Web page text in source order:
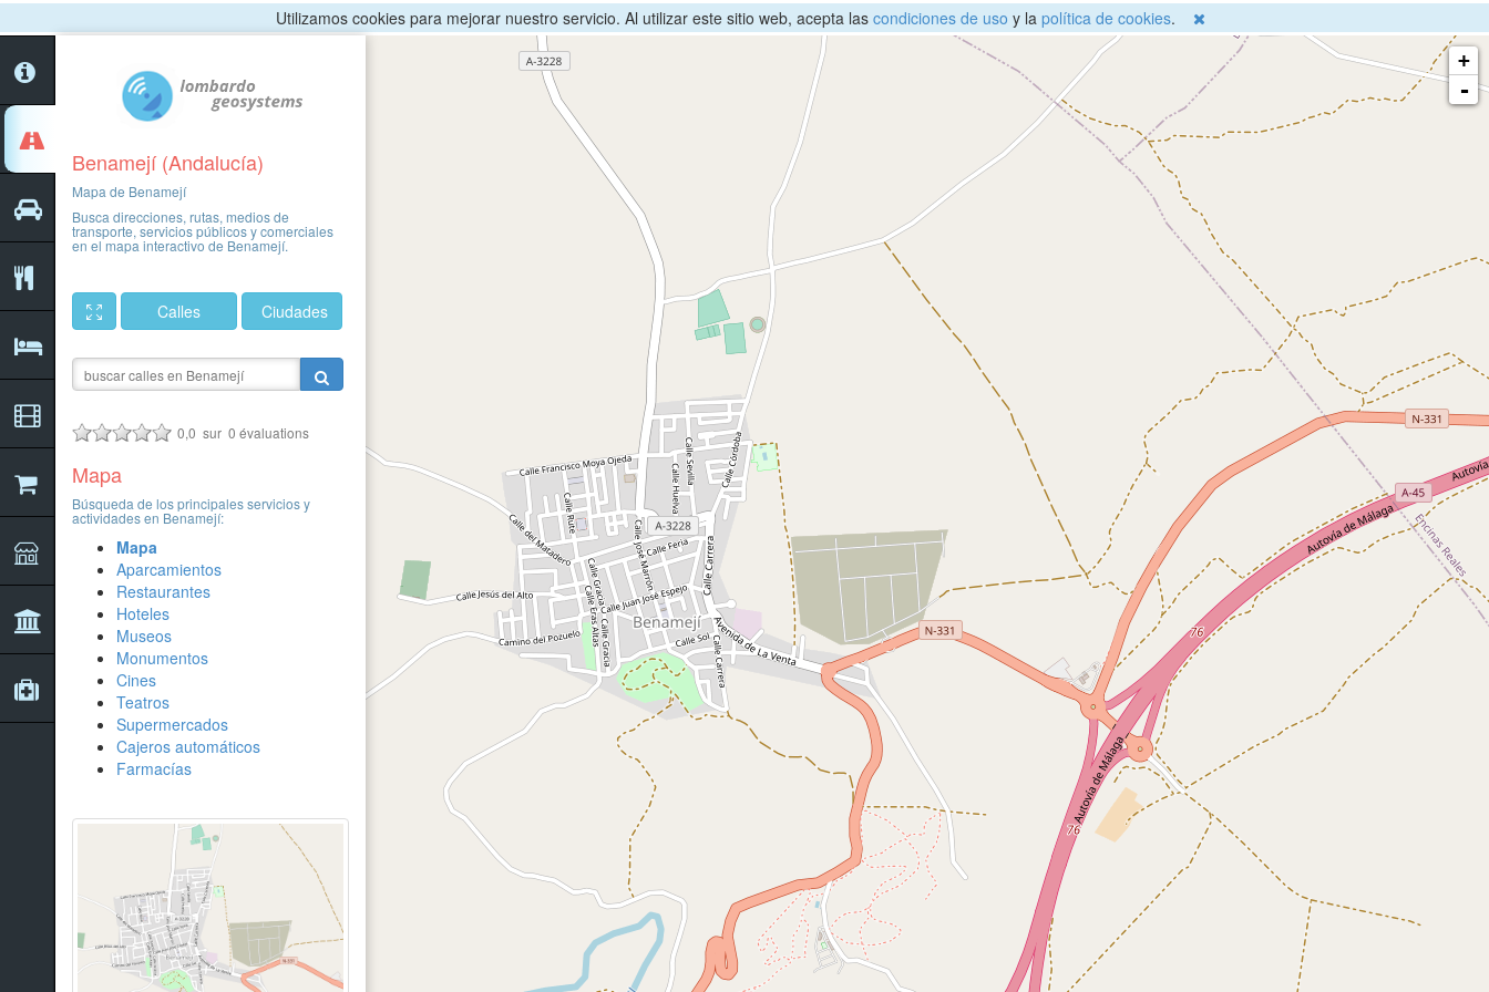
Utilizamos cookies para mejorar nuestro servicio. Al utilizar este sitio web, acepta las condiciones de uso y la política de cookies.
+
-
Benamejí (Andalucía)
Mapa de Benamejí
Busca direcciones, rutas, medios de
transporte, servicios públicos y comerciales
en el mapa interactivo de Benamejí.
Calles Ciudades
0,0 sur 0 évaluations
Mapa
Búsqueda de los principales servicios y
actividades en Benamejí:
Mapa
Aparcamientos
Restaurantes
Hoteles
Museos
Monumentos
Cines
Teatros
Supermercados
Cajeros automáticos
Farmacías